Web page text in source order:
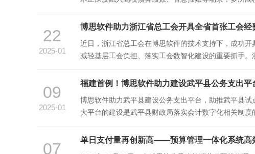
22
2025-01
博思软件助力浙江省总工会开具全省首张工会经
近日，浙江省总工会在博思软件的技术支持下，成功
减轻基层工会负担、落实工会数智化建设的重要抓手
09
2025-01
福建首例！博思软件助力建设武平县公务支出平
博思软件助力武平县建设公务支出平台，助推武平县
大平台的建设是武平县财政局落实会计数字化相关制
07 单日支付量再创新高——预算管理一体化系统高